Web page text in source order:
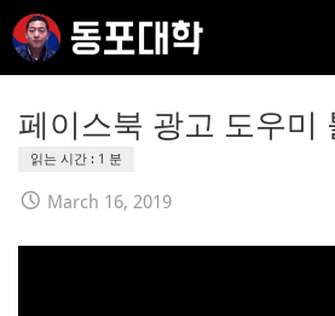
Skip
to
content
DPU SEO
재미 동포 사업가의 실전 온라인
페이스북 광고 도우미
March 16, 2019